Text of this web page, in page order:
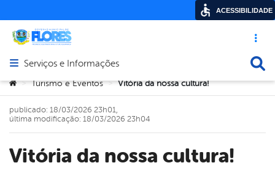
Acesso
Abrir menu principal de navegação
Serviços e Informações
Você está aqui:
> Turismo e Eventos > Vitória da nossa cultura!
Vitória da nossa cultura!
publicado: 18/03/2026 23h01,
última modificação: 18/03/2026 23h04
ACESSIBILIDADE